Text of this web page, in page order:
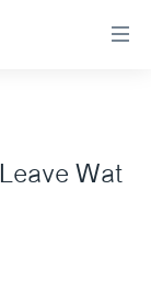
Wat